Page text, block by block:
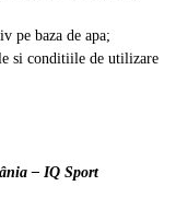
pe baza de apa;
si conditiile de utilizare
– IQ Sport